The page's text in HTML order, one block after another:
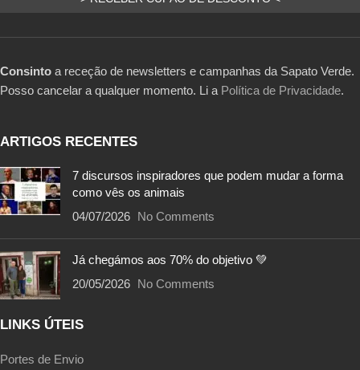
Consinto a receção de newsletters e campanhas da Sapato Verde.
Posso cancelar a qualquer momento. Li a Política de Privacidade.
ARTIGOS RECENTES
7 discursos inspiradores que podem mudar a forma
como vês os animais
04/07/2026 No Comments
Já chegámos aos 70% do objetivo 💚
20/05/2026 No Comments
LINKS ÚTEIS
Portes de Envio